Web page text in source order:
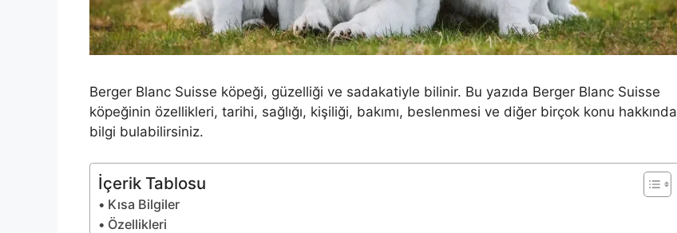
Berger Blanc Suisse köpeği, güzelliği ve sadakatiyle bilinir. Bu yazıda Berger Blanc Suisse
köpeğinin özellikleri, tarihi, sağlığı, kişiliği, bakımı, beslenmesi ve diğer birçok konu hakkında
bilgi bulabilirsiniz.
İçerik Tablosu
Kısa Bilgiler
Özellikleri